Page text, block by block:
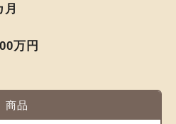
月
万円
商品